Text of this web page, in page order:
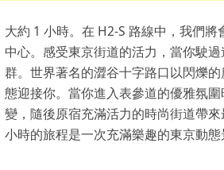
大約 1 小時。在 H2-S 路線中，我們將
中心。感受東京街道的活力，當你駛
群。世界著名的澀谷十字路口以閃爍
態迎接你。當你進入表參道的優雅氛
變，隨後原宿充滿活力的時尚街道帶
小時的旅程是一次充滿樂趣的東京動態